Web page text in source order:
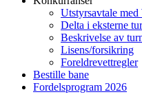
Utstyrsavtale
Delta i eksterne
Beskrivelse av
Lisens/forsikring
Foreldrevettregler
Bestille bane
Fordelsprogram 2026